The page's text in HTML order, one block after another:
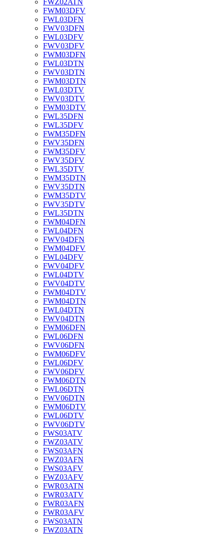
FWZ02ATN
FWM03DFV
FWL03DFN
FWV03DFN
FWL03DFV
FWV03DFV
FWM03DFN
FWL03DTN
FWV03DTN
FWM03DTN
FWL03DTV
FWV03DTV
FWM03DTV
FWL35DFN
FWL35DFV
FWM35DFN
FWV35DFN
FWM35DFV
FWV35DFV
FWL35DTV
FWM35DTN
FWV35DTN
FWM35DTV
FWV35DTV
FWL35DTN
FWM04DFN
FWL04DFN
FWV04DFN
FWM04DFV
FWL04DFV
FWV04DFV
FWL04DTV
FWV04DTV
FWM04DTV
FWM04DTN
FWL04DTN
FWV04DTN
FWM06DFN
FWL06DFN
FWV06DFN
FWM06DFV
FWL06DFV
FWV06DFV
FWM06DTN
FWL06DTN
FWV06DTN
FWM06DTV
FWL06DTV
FWV06DTV
FWS03ATV
FWZ03ATV
FWS03AFN
FWZ03AFN
FWS03AFV
FWZ03AFV
FWR03ATN
FWR03ATV
FWR03AFN
FWR03AFV
FWS03ATN
FWZ03ATN